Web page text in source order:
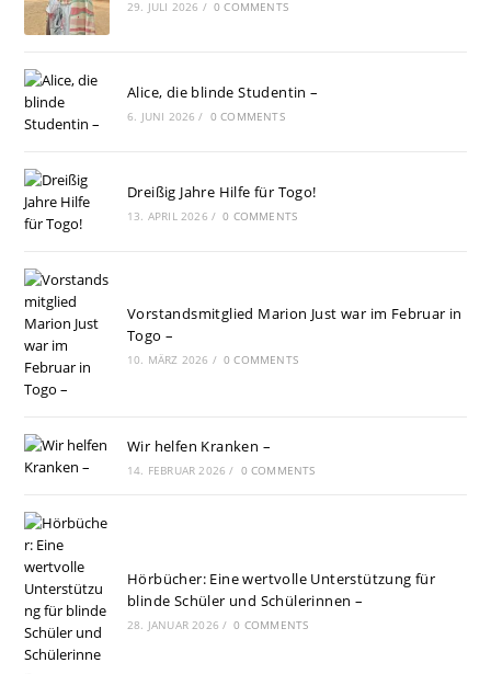
29. JULI 2026 / 0 COMMENTS
Alice, die blinde Studentin –
6. JUNI 2026 / 0 COMMENTS
Dreißig Jahre Hilfe für Togo!
13. APRIL 2026 / 0 COMMENTS
Vorstandsmitglied Marion Just war im Februar in
Togo –
10. MÄRZ 2026 / 0 COMMENTS
Wir helfen Kranken –
14. FEBRUAR 2026 / 0 COMMENTS
Hörbücher: Eine wertvolle Unterstützung für
blinde Schüler und Schülerinnen –
28. JANUAR 2026 / 0 COMMENTS